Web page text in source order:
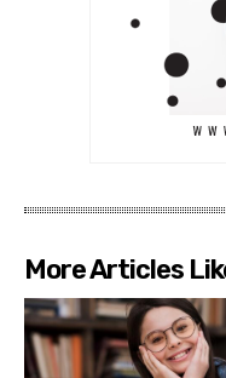
More Articles